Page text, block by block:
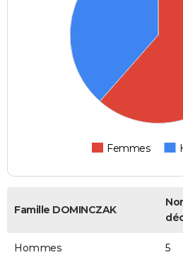
Femmes
Famille DOMINCZAK
Hommes 5